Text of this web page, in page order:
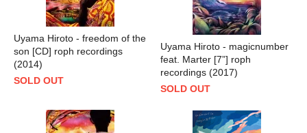
Uyama Hiroto - freedom of the
son [CD] roph recordings
(2014)
SOLD OUT
Uyama Hiroto - magicnumber
feat. Marter [7”] roph
recordings (2017)
SOLD OUT